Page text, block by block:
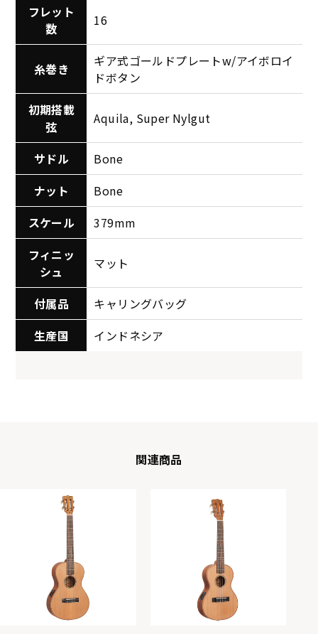
フレット
数
16
糸巻き
ギア式ゴールドプレートw/アイボロイ
ドボタン
初期搭載
弦
Aquila, Super Nylgut
サドル
Bone
ナット
Bone
スケール
379mm
フィニッ
シュ
マット
付属品
キャリングバッグ
生産国
インドネシア
関連商品